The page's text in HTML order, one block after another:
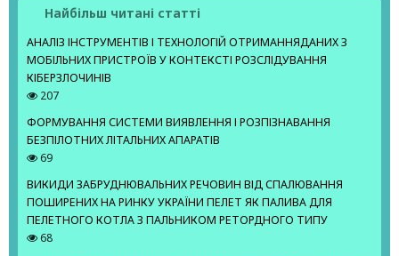
Найбільш читані статті
АНАЛІЗ ІНСТРУМЕНТІВ І ТЕХНОЛОГІЙ ОТРИМАННЯДАНИХ З
МОБІЛЬНИХ ПРИСТРОЇВ У КОНТЕКСТІ РОЗСЛІДУВАННЯ
КІБЕРЗЛОЧИНІВ
207
ФОРМУВАННЯ СИСТЕМИ ВИЯВЛЕННЯ І РОЗПІЗНАВАННЯ
БЕЗПІЛОТНИХ ЛІТАЛЬНИХ АПАРАТІВ
69
ВИКИДИ ЗАБРУДНЮВАЛЬНИХ РЕЧОВИН ВІД СПАЛЮВАННЯ
ПОШИРЕНИХ НА РИНКУ УКРАЇНИ ПЕЛЕТ ЯК ПАЛИВА ДЛЯ
ПЕЛЕТНОГО КОТЛА З ПАЛЬНИКОМ РЕТОРДНОГО ТИПУ
68